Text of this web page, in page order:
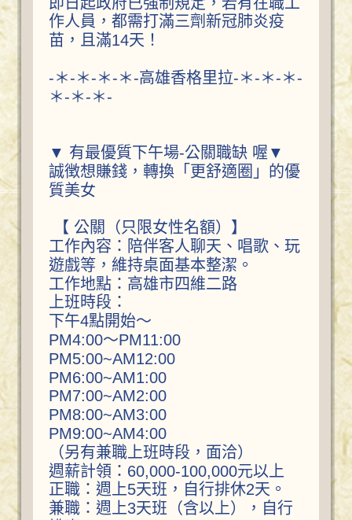
作人員，都需打滿三劑新冠肺炎疫
苗，且滿14天！
-＊-＊-＊-＊-高雄香格里拉-＊-＊-＊-
＊-＊-＊-
▼ 有最優質下午場-公關職缺 喔▼
誠徴想賺錢，轉換「更舒適圈」的優
質美女
【 公關（只限女性名額）】
工作內容：陪伴客人聊天、唱歌、玩
遊戲等，維持桌面基本整潔。
工作地點：高雄市四維二路
上班時段：
下午4點開始～
PM4:00～PM11:00
PM5:00~AM12:00
PM6:00~AM1:00
PM7:00~AM2:00
PM8:00~AM3:00
PM9:00~AM4:00
（另有兼職上班時段，面洽）
週薪計領：60,000-100,000元以上
正職：週上5天班，自行排休2天。
兼職：週上3天班（含以上），自行